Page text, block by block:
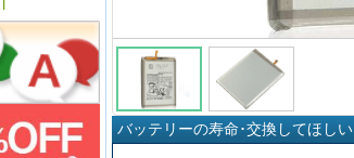
バッテリーの寿命･交換してほしい